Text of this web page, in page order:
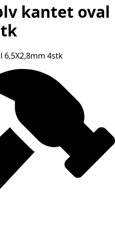
kantet oval
4stk